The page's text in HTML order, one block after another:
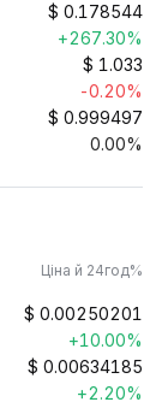
$ 0.178544
+267.30%
$ 1.033
-0.20%
$ 0.999497
0.00%
Ціна й 24год%
$ 0.00250201
+10.00%
$ 0.00634185
+2.20%